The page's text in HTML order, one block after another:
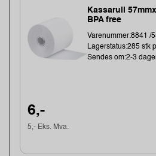
Kassarull
BPA free
Varenummer:8841 /
Lagerstatus:285 stk
Sendes om:2-3
6,-
5,- Eks. Mva.